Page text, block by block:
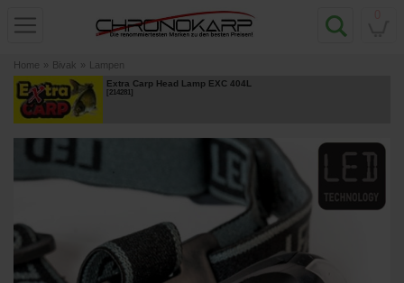
Home » Bivak » Lampen
Extra Carp Head Lamp EXC 404L
[214281]